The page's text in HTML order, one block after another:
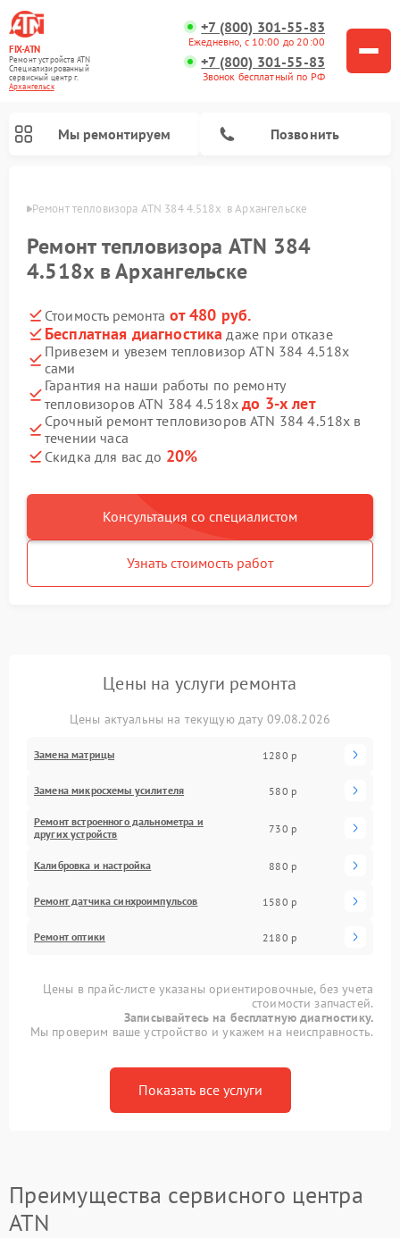
FIX-ATN
Ремонт устройств ATN
Специализированный
cервисный центр г.
Архангельск
+7 (800) 301-55-83
Ежедневно, с 10:00 до 20:00
+7 (800) 301-55-83
Звонок бесплатный по РФ
Мы ремонтируем Позвонить
Ремонт тепловизора ATN 384 4.518x  в Архангельске
Ремонт тепловизора ATN 384
4.518x в Архангельске
Стоимость ремонта от 480 руб.
Бесплатная диагностика даже при отказе
Привезем и увезем тепловизор ATN 384 4.518x
сами
Гарантия на наши работы по ремонту
тепловизоров ATN 384 4.518xдо 3-х лет
Срочный ремонт тепловизоров ATN 384 4.518x в
течении часа
Скидка для вас до 20%
Консультация со специалистом
Узнать стоимость работ
Цены на услуги ремонта
Цены актуальны на текущую дату 09.08.2026
Замена матрицы 1280 р
Замена микросхемы усилителя 580 р
Ремонт встроенного дальнометра и
других устройств
730 р
Калибровка и настройка 880 р
Ремонт датчика синхроимпульсов 1580 р
Ремонт оптики 2180 р
Цены в прайс-листе указаны ориентировочные, без учета
стоимости запчастей.
Записывайтесь на бесплатную диагностику.
Мы проверим ваше устройство и укажем на неисправность.
Показать все услуги
Преимущества сервисного центра
ATN